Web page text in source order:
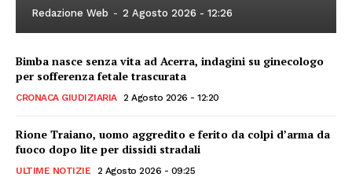
Redazione Web - 2 Agosto 2026 - 12:26
Bimba nasce senza vita ad Acerra, indagini su ginecologo
per sofferenza fetale trascurata
CRONACA GIUDIZIARIA 2 Agosto 2026 - 12:20
Rione Traiano, uomo aggredito e ferito da colpi d’arma da
fuoco dopo lite per dissidi stradali
ULTIME NOTIZIE 2 Agosto 2026 - 09:25